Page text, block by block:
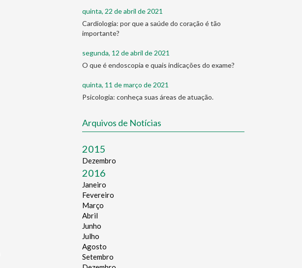
quinta, 22 de abril de 2021
Cardiologia: por que a saúde do coração é tão
importante?
segunda, 12 de abril de 2021
O que é endoscopia e quais indicações do exame?
quinta, 11 de março de 2021
Psicologia: conheça suas áreas de atuação.
Arquivos de Notícias
2015
Dezembro
2016
Janeiro
Fevereiro
Março
Abril
Junho
Julho
Agosto
Setembro